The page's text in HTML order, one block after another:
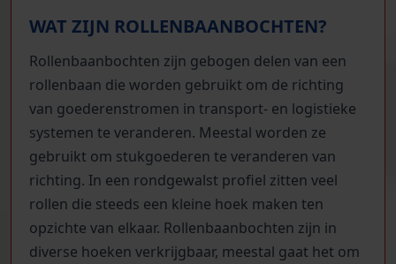
WAT ZIJN ROLLENBAANBOCHTEN?
Rollenbaanbochten zijn gebogen delen van een
rollenbaan die worden gebruikt om de richting
van goederenstromen in transport- en logistieke
systemen te veranderen. Meestal worden ze
gebruikt om stukgoederen te veranderen van
richting. In een rondgewalst profiel zitten veel
rollen die steeds een kleine hoek maken ten
opzichte van elkaar. Rollenbaanbochten zijn in
diverse hoeken verkrijgbaar, meestal gaat het om